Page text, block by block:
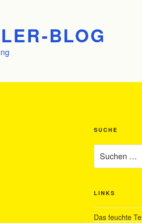
BLOG
SUCHE
nach:
LINKS
Das feuchte